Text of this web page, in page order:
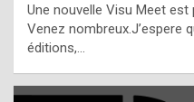
Une nouvelle Visu Meet est
Venez nombreux.J’espere
éditions,…